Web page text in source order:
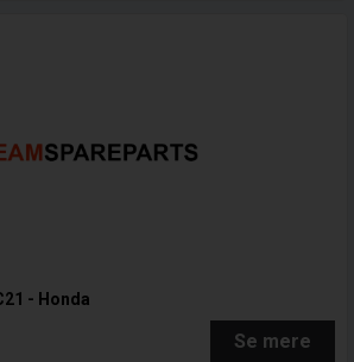
- Honda
Se mere